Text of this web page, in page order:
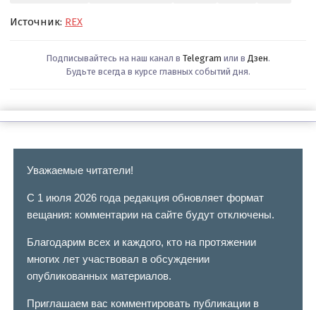
Источник: REX
Подписывайтесь на наш канал в Telegram или в Дзен.
Будьте всегда в курсе главных событий дня.
Уважаемые читатели!
С 1 июля 2026 года редакция обновляет формат
вещания: комментарии на сайте будут отключены.
Благодарим всех и каждого, кто на протяжении
многих лет участвовал в обсуждении
опубликованных материалов.
Приглашаем вас комментировать публикации в